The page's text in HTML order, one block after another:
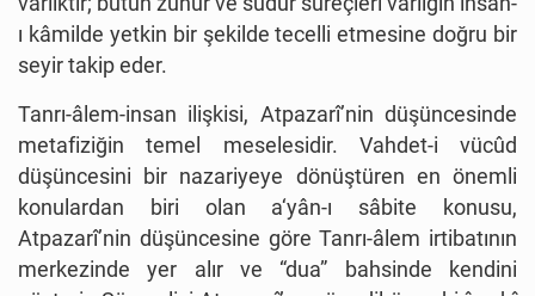
ı kâmilde yetkin bir şekilde tecelli etmesine doğru bir
seyir takip eder.
Tanrı-âlem-insan ilişkisi, Atpazarî’nin düşüncesinde
metafiziğin temel meselesidir. Vahdet-i vücûd
düşüncesini bir nazariyeye dönüştüren en önemli
konulardan biri olan a‘yân-ı sâbite konusu,
Atpazarî’nin düşüncesine göre Tanrı-âlem irtibatının
merkezinde yer alır ve “dua” bahsinde kendini